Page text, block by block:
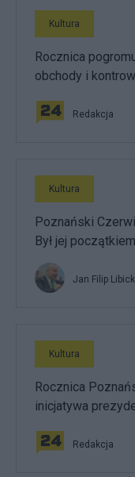
Kultura
Rocznica
obchody i
Redakcja
Kultura
Poznański
Był jej
Jan Filip
Kultura
Rocznica
inicjatywa
Redakcja